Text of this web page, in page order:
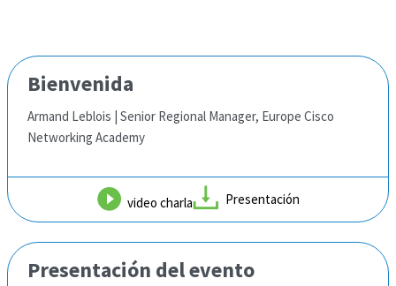
Bienvenida
Armand Leblois | Senior Regional Manager, Europe Cisco
Networking Academy
video charla Presentación
Presentación del evento